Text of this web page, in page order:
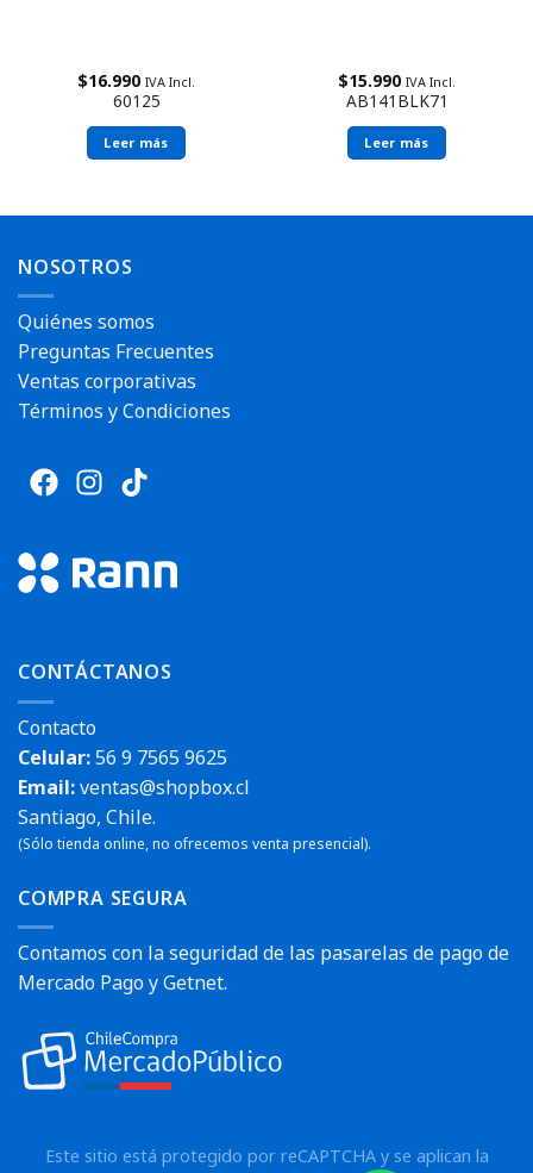
$16.990 IVA Incl.
60125
Leer más
$15.990 IVA Incl.
AB141BLK71
Leer más
NOSOTROS
Quiénes somos
Preguntas Frecuentes
Ventas corporativas
Términos y Condiciones
CONTÁCTANOS
Contacto
Celular:56 9 7565 9625
Email:ventas@shopbox.cl
Santiago, Chile.
(Sólo tienda online, no ofrecemos venta presencial).
COMPRA SEGURA
Contamos con la seguridad de las pasarelas de pago de
Mercado Pago y Getnet.
Este sitio está protegido por reCAPTCHA y se aplican la